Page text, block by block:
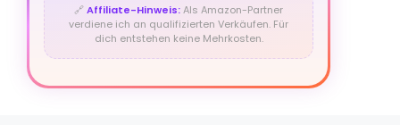
🔗Affiliate-Hinweis:Als Amazon-Partner
verdiene ich an qualifizierten Verkäufen. Für
dich entstehen keine Mehrkosten.